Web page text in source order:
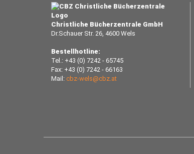
Christliche Bücherzentrale GmbH
Dr.Schauer Str. 26, 4600 Wels
Bestellhotline:
Tel.: +43 (0) 7242 - 65745
Fax: +43 (0) 7242 - 66163
Mail: cbz-wels@cbz.at